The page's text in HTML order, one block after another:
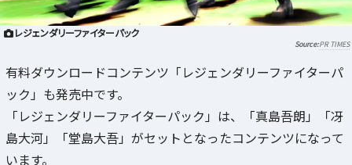
レジェンダリーファイターパック
PR TIMES
有料ダウンロードコンテンツ「レジェンダリーファイターパ
ック」も発売中です。
「レジェンダリーファイターパック」は、「真島吾朗」「冴
島大河」「堂島大吾」がセットとなったコンテンツになって
います。